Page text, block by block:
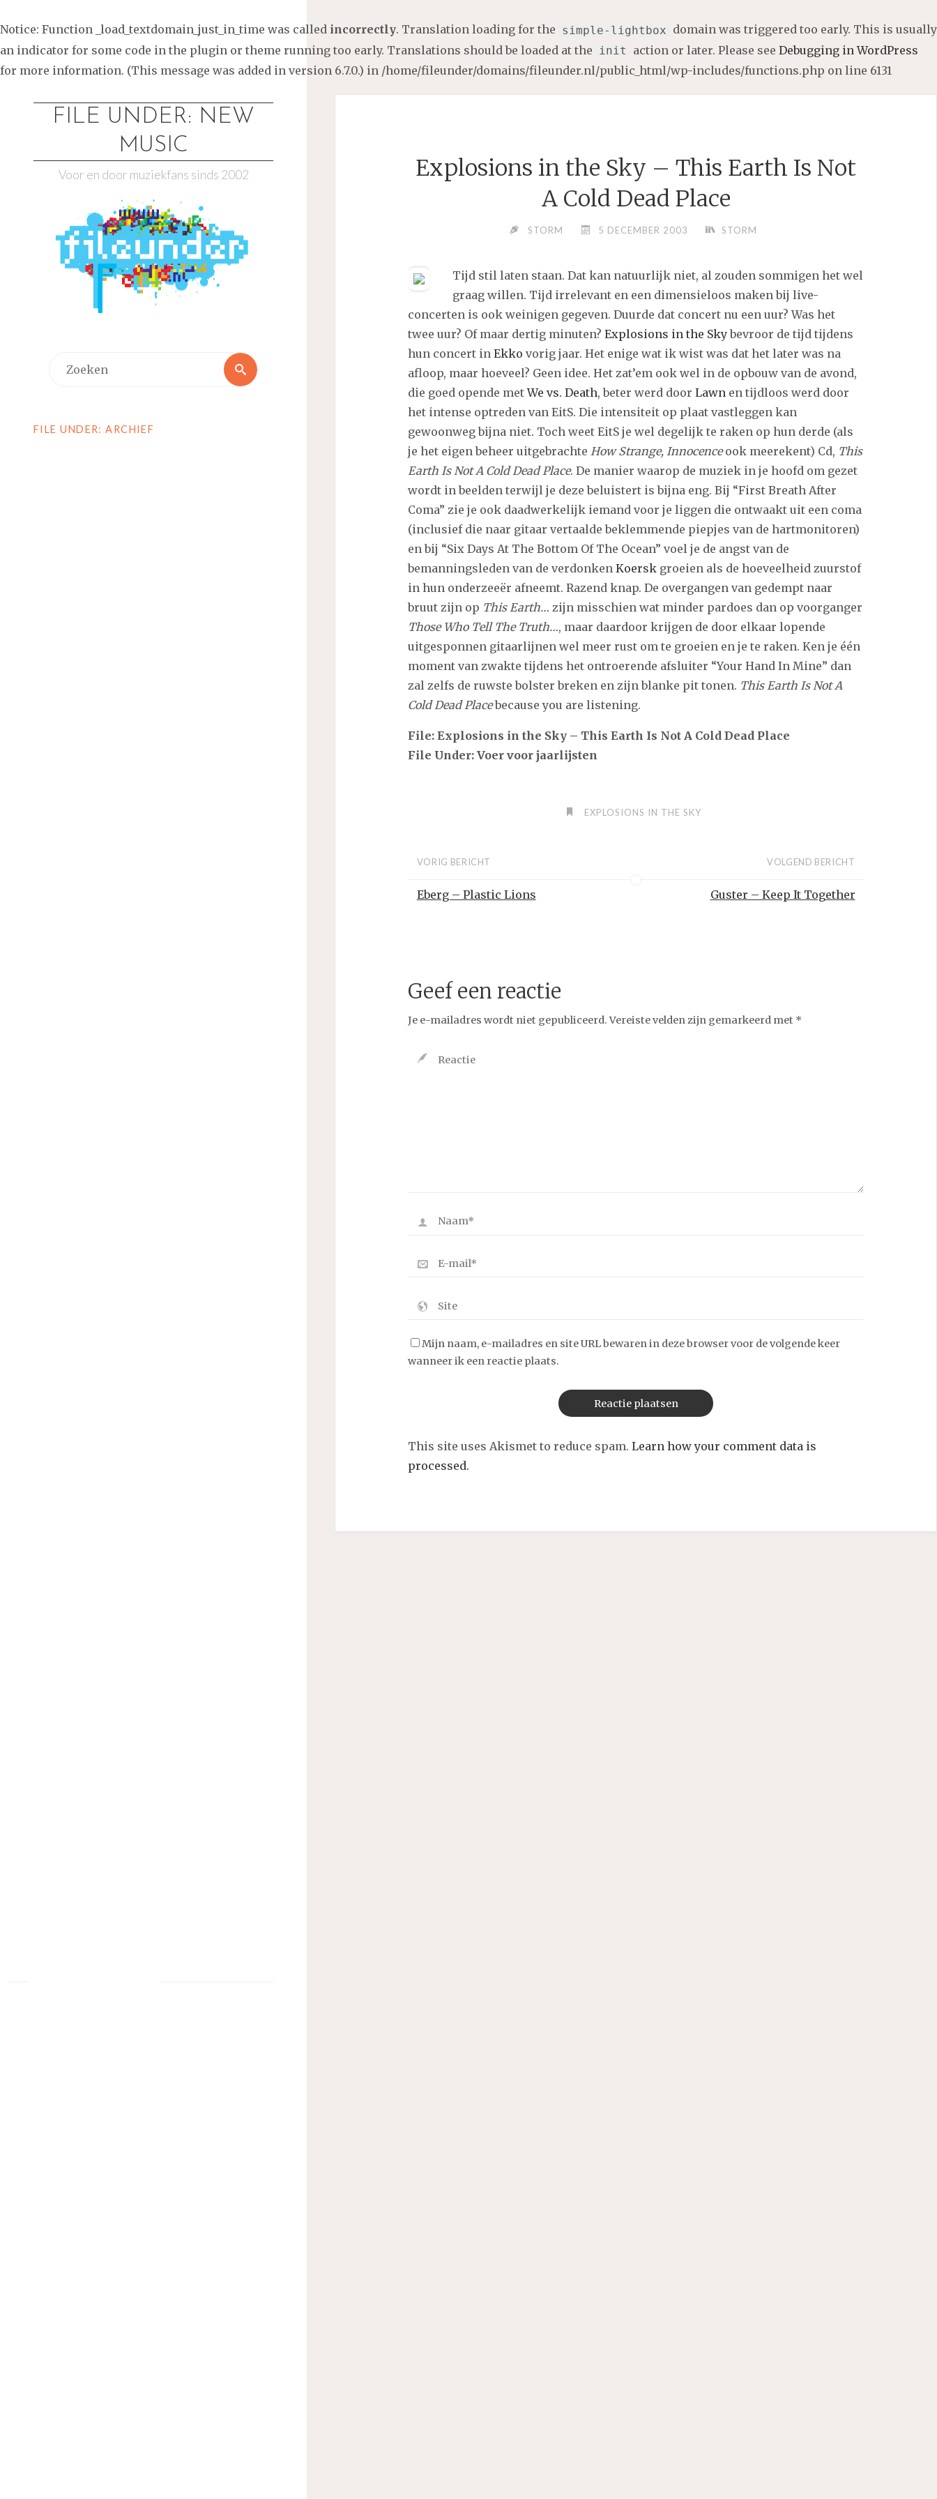
Notice: Function _load_textdomain_just_in_time was called incorrectly. Translation loading for the simple-lightbox domain was triggered too early. This is usually
an indicator for some code in the plugin or theme running too early. Translations should be loaded at the init action or later. Please see Debugging in WordPress
for more information. (This message was added in version 6.7.0.) in /home/fileunder/domains/fileunder.nl/public_html/wp-includes/functions.php on line 6131
FILE UNDER: NEW
MUSIC
Voor en door muziekfans sinds 2002
Zoeken
FILE UNDER: ARCHIEF
Explosions in the Sky – This Earth Is Not
A Cold Dead Place
STORM 5 DECEMBER 2003 STORM
Tijd stil laten staan. Dat kan natuurlijk niet, al zouden sommigen het wel
graag willen. Tijd irrelevant en een dimensieloos maken bij live-
concerten is ook weinigen gegeven. Duurde dat concert nu een uur? Was het
twee uur? Of maar dertig minuten? Explosions in the Skybevroor de tijd tijdens
hun concert in Ekko vorig jaar. Het enige wat ik wist was dat het later was na
afloop, maar hoeveel? Geen idee. Het zat’em ook wel in de opbouw van de avond,
die goed opende metWe vs. Death, beter werd door Lawnen tijdloos werd door
het intense optreden van EitS. Die intensiteit op plaat vastleggen kan
gewoonweg bijna niet. Toch weet EitS je wel degelijk te raken op hun derde (als
je het eigen beheer uitgebrachte How Strange, Innocenceook meerekent) Cd, This
Earth Is Not A Cold Dead Place. De manier waarop de muziek in je hoofd om gezet
wordt in beelden terwijl je deze beluistert is bijna eng. Bij “First Breath After
Coma” zie je ook daadwerkelijk iemand voor je liggen die ontwaakt uit een coma
(inclusief die naar gitaar vertaalde beklemmende piepjes van de hartmonitoren)
en bij “Six Days At The Bottom Of The Ocean” voel je de angst van de
bemanningsleden van de verdonken Koerskgroeien als de hoeveelheid zuurstof
in hun onderzeeër afneemt. Razend knap. De overgangen van gedempt naar
bruut zijn op This Earth… zijn misschien wat minder pardoes dan op voorganger
Those Who Tell The Truth…, maar daardoor krijgen de door elkaar lopende
uitgesponnen gitaarlijnen wel meer rust om te groeien en je te raken. Ken je één
moment van zwakte tijdens het ontroerende afsluiter “Your Hand In Mine” dan
zal zelfs de ruwste bolster breken en zijn blanke pit tonen. This Earth Is Not A
Cold Dead Placebecause you are listening.
File: Explosions in the Sky – This Earth Is Not A Cold Dead Place
File Under: Voer voor jaarlijsten
EXPLOSIONS IN THE SKY
VORIG BERICHT
Eberg – Plastic Lions
VOLGEND BERICHT
Guster – Keep It Together
Geef een reactie
Je e-mailadres wordt niet gepubliceerd. Vereiste velden zijn gemarkeerd met *
Mijn naam, e-mailadres en site URL bewaren in deze browser voor de volgende keer
wanneer ik een reactie plaats.
This site uses Akismet to reduce spam. Learn how your comment data is
processed.